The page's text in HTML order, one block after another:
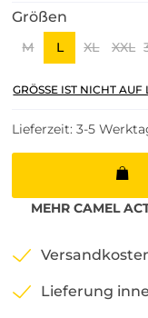
Größen
M L XL XXL
GRÖSSE IST NICHT AUF
Lieferzeit: 3-5
MEHR CAMEL
Lieferung